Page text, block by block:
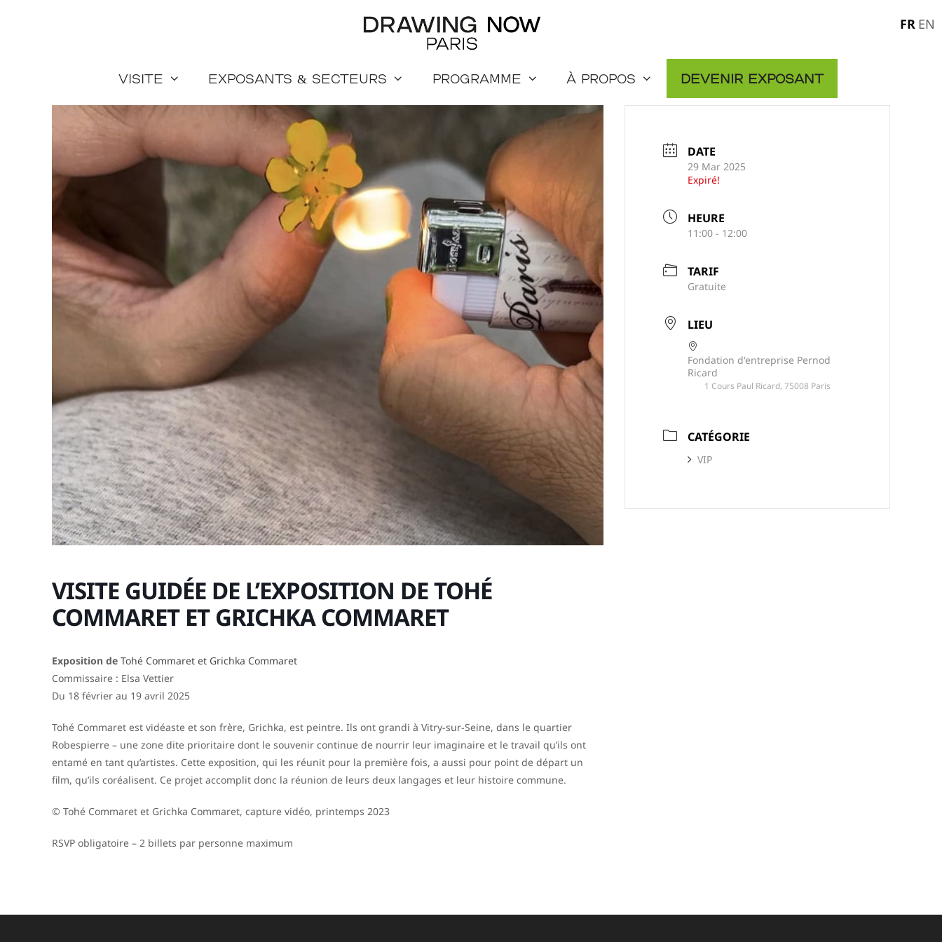
FR EN
Visite Exposants & secteurs Programme à propos Devenir exposant
VISITE GUIDÉE DE L’EXPOSITION DE TOHÉ
COMMARET ET GRICHKA COMMARET
Exposition de Tohé Commaret et Grichka Commaret
Commissaire : Elsa Vettier
Du 18 février au 19 avril 2025
Tohé Commaret est vidéaste et son frère, Grichka, est peintre. Ils ont grandi à Vitry-sur-Seine, dans le quartier
Robespierre – une zone dite prioritaire dont le souvenir continue de nourrir leur imaginaire et le travail qu’ils ont
entamé en tant qu’artistes. Cette exposition, qui les réunit pour la première fois, a aussi pour point de départ un
film, qu’ils coréalisent. Ce projet accomplit donc la réunion de leurs deux langages et leur histoire commune.
© Tohé Commaret et Grichka Commaret, capture vidéo, printemps 2023
RSVP obligatoire – 2 billets par personne maximum
DATE
29 Mar 2025
Expiré!
HEURE
11:00 - 12:00
TARIF
Gratuite
LIEU
Fondation d'entreprise Pernod
Ricard
1 Cours Paul Ricard, 75008 Paris
CATÉGORIE
VIP